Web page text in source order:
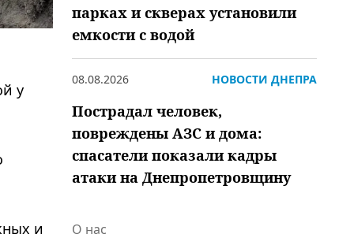
у
и
парках и скверах установили
емкости с водой
08.08.2026 НОВОСТИ ДНЕПРА
Пострадал человек,
повреждены АЗС и дома:
спасатели показали кадры
атаки на Днепропетровщину
О нас